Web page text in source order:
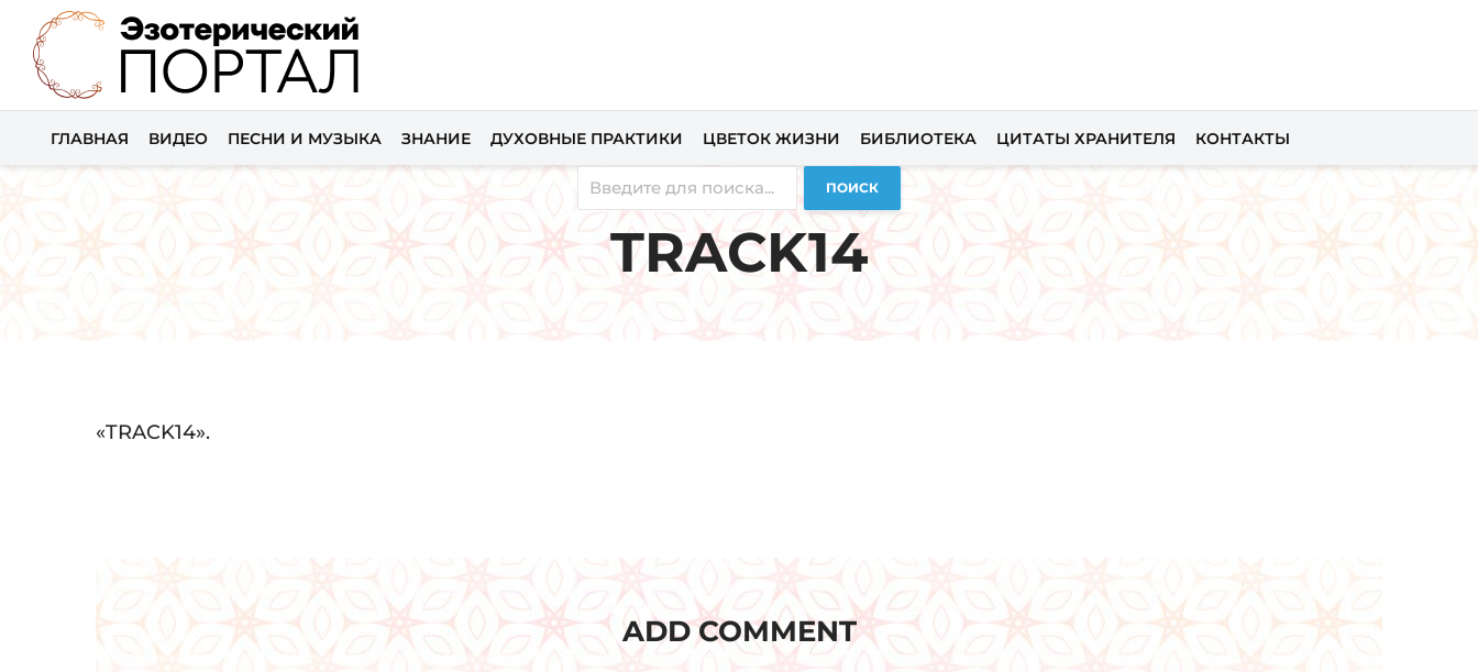
ГЛАВНАЯ ВИДЕО ПЕСНИ И МУЗЫКА ЗНАНИЕ ДУХОВНЫЕ ПРАКТИКИ ЦВЕТОК ЖИЗНИ БИБЛИОТЕКА ЦИТАТЫ ХРАНИТЕЛЯ КОНТАКТЫ
ПОИСК
TRACK14
Audio
«TRACK14».
ADD COMMENT